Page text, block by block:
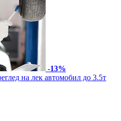
-13%
на лек автомобил до 3.5т